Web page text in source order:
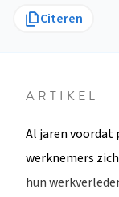
Citeren
ARTIKEL
Al jaren voordat
werknemers
hun